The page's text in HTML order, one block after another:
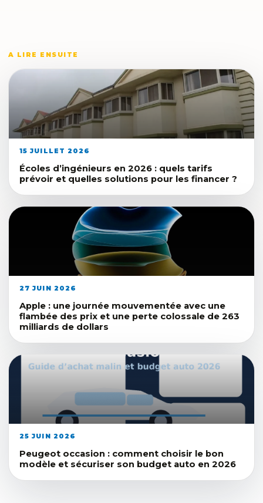
A LIRE ENSUITE
15 JUILLET 2026
Écoles d’ingénieurs en 2026 : quels tarifs
prévoir et quelles solutions pour les financer ?
27 JUIN 2026
Apple : une journée mouvementée avec une
flambée des prix et une perte colossale de 263
milliards de dollars
25 JUIN 2026
Peugeot occasion : comment choisir le bon
modèle et sécuriser son budget auto en 2026